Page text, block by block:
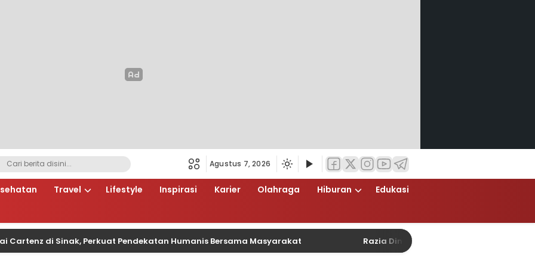
Agustus 7, 2026
Travel Lifestyle Inspirasi Karier Olahraga Hiburan
Edukasi
di Sinak, Perkuat Pendekatan Humanis Bersama Masyarakat Razia Dini Hari Polsek Cempaka Putih